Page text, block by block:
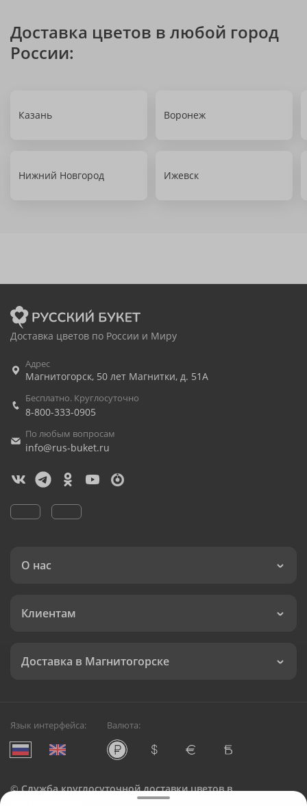
Доставка цветов в любой город
России:
Казань Воронеж
Нижний Новгород Ижевск
Доставка цветов по России и Миру
Адрес
Магнитогорск, 50 лет Магнитки, д. 51А
Бесплатно. Круглосуточно
8-800-333-0905
По любым вопросам
info@rus-buket.ru
О нас
Клиентам
Доставка в Магнитогорске
Язык интерфейса: Валюта:
©Служба круглосуточной доставки цветов в